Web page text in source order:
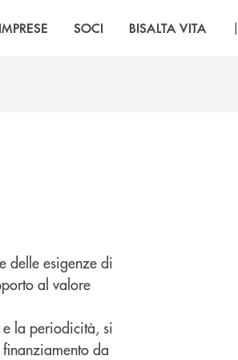
IMPRESE SOCI BISALTA VITA |
delle esigenze di
al valore
la periodicità, si
da